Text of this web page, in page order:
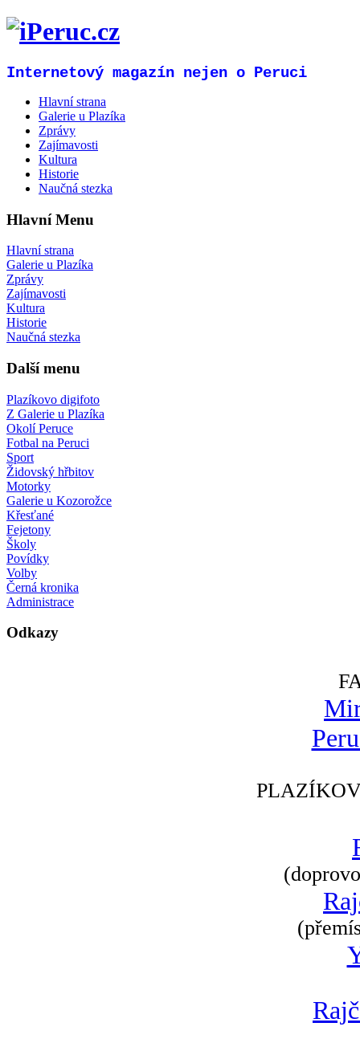
Internetový magazín nejen o Peruci
Hlavní strana
Galerie u Plazíka
Zprávy
Zajímavosti
Kultura
Historie
Naučná stezka
Hlavní Menu
Hlavní strana
Galerie u Plazíka
Zprávy
Zajímavosti
Kultura
Historie
Naučná stezka
Další menu
Plazíkovo digifoto
Z Galerie u Plazíka
Okolí Peruce
Fotbal na Peruci
Sport
Židovský hřbitov
Motorky
Galerie u Kozorožce
Křesťané
Fejetony
Školy
Povídky
Volby
Černá kronika
Administrace
Odkazy